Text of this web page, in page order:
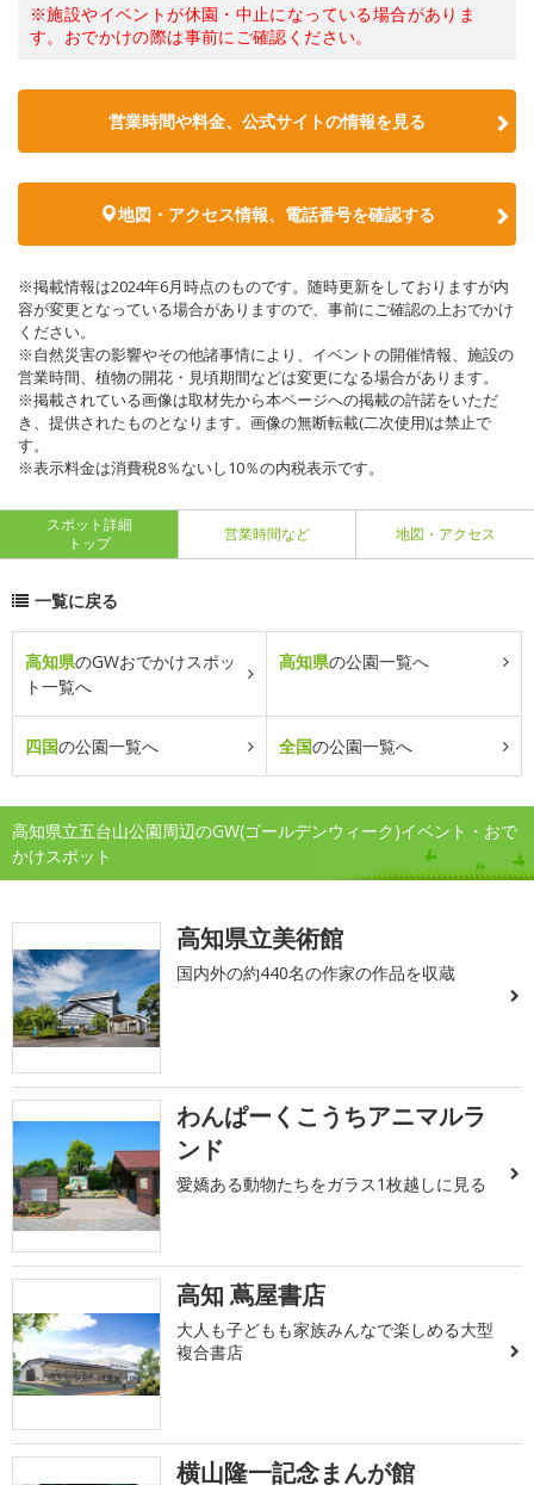
※施設やイベントが休園・中止になっている場合がありま
す。おでかけの際は事前にご確認ください。
営業時間や料金、公式サイトの情報を見る
地図・アクセス情報、電話番号を確認する
※掲載情報は2024年6月時点のものです。随時更新をしておりますが内
容が変更となっている場合がありますので、事前にご確認の上おでかけ
ください。
※自然災害の影響やその他諸事情により、イベントの開催情報、施設の
営業時間、植物の開花・見頃期間などは変更になる場合があります。
※掲載されている画像は取材先から本ページへの掲載の許諾をいただ
き、提供されたものとなります。画像の無断転載(二次使用)は禁止で
す。
※表示料金は消費税8％ないし10％の内税表示です。
スポット詳細
トップ
営業時間など 地図・アクセス
一覧に戻る
高知県のGWおでかけスポッ
ト一覧へ
高知県の公園一覧へ
四国の公園一覧へ 全国の公園一覧へ
高知県立五台山公園周辺のGW(ゴールデンウィーク)イベント・おで
かけスポット
高知県立美術館
国内外の約440名の作家の作品を収蔵
わんぱーくこうちアニマルラ
ンド
愛嬌ある動物たちをガラス1枚越しに見る
高知 蔦屋書店
大人も子どもも家族みんなで楽しめる大型
複合書店
横山隆一記念まんが館